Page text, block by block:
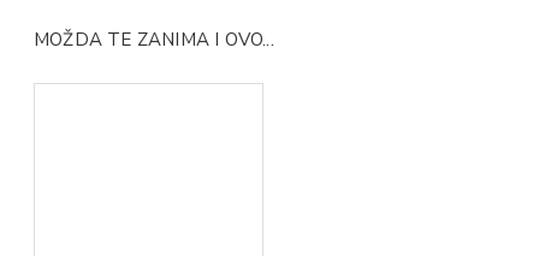
MOŽDA TE ZANIMA I OVO...